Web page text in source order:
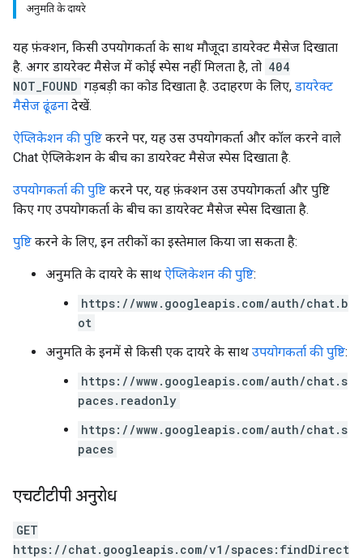
अनुमति के दायरे
यह फ़ंक्शन, किसी उपयोगकर्ता के साथ मौजूदा डायरेक्ट मैसेज दिखाता
है. अगर डायरेक्ट मैसेज में कोई स्पेस नहीं मिलता है, तो 404
NOT_FOUND गड़बड़ी का कोड दिखाता है. उदाहरण के लिए, डायरेक्ट
मैसेज ढूंढना देखें.
ऐप्लिकेशन की पुष्टि करने पर, यह उस उपयोगकर्ता और कॉल करने वाले
Chat ऐप्लिकेशन के बीच का डायरेक्ट मैसेज स्पेस दिखाता है.
उपयोगकर्ता की पुष्टि करने पर, यह फ़ंक्शन उस उपयोगकर्ता और पुष्टि
किए गए उपयोगकर्ता के बीच का डायरेक्ट मैसेज स्पेस दिखाता है.
पुष्टि करने के लिए, इन तरीकों का इस्तेमाल किया जा सकता है:
अनुमति के दायरे के साथ ऐप्लिकेशन की पुष्टि:
https://www.googleapis.com/auth/chat.b
ot
अनुमति के इनमें से किसी एक दायरे के साथ उपयोगकर्ता की पुष्टि:
https://www.googleapis.com/auth/chat.s
paces.readonly
https://www.googleapis.com/auth/chat.s
paces
एचटीटीपी अनुरोध
GET
https://chat.googleapis.com/v1/spaces:findDirect